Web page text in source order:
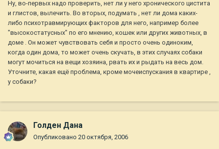
Ну, во-первых надо проверить, нет ли у него хронического цистита
и глистов, вылечить. Во вторых, подумать , нет ли дома каких-
либо психотравмирующих факторов для него, например более
"высокостатусных" по его мнению, кошек или других животных, в
доме . Он может чувствовать себя и просто очень одиноким,
когда один дома, то может очень скучать, в этих случаях собаки
могут мочиться на вещи хозяина, рвать их и рыдать на весь дом.
Уточните, какая ещё проблема, кроме мочеиспускания в квартире ,
у собаки?
Голден Дана
Опубликовано 20 октября, 2006